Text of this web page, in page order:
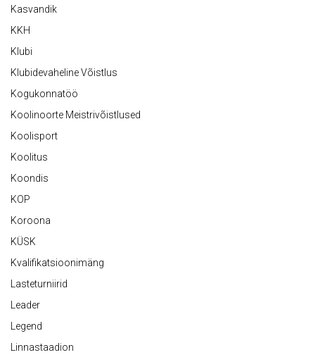
Kasvandik
KKH
Klubi
Klubidevaheline Võistlus
Kogukonnatöö
Koolinoorte Meistrivõistlused
Koolisport
Koolitus
Koondis
KOP
Koroona
KÜSK
Kvalifikatsioonimäng
Lasteturniirid
Leader
Legend
Linnastaadion